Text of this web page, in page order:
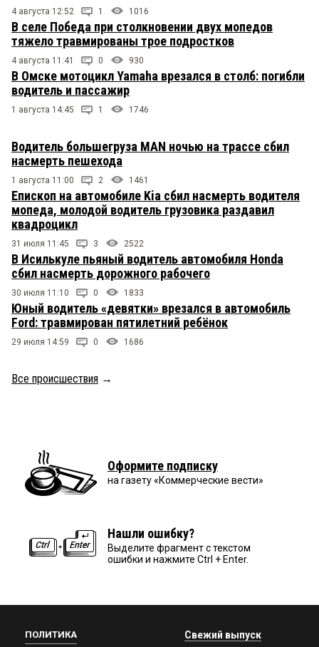
4 августа 12:52 1 1016
В селе Победа при столкновении двух мопедов
тяжело травмированы трое подростков
4 августа 11:41 0 930
В Омске мотоцикл Yamaha врезался в столб: погибли
водитель и пассажир
1 августа 14:45 1 1746
Водитель большегруза MAN ночью на трассе сбил
насмерть пешехода
1 августа 11:00 2 1461
Епископ на автомобиле Kia сбил насмерть водителя
мопеда, молодой водитель грузовика раздавил
квадроцикл
31 июля 11:45 3 2522
В Исилькуле пьяный водитель автомобиля Honda
сбил насмерть дорожного рабочего
30 июля 11:10 0 1833
Юный водитель «девятки» врезался в автомобиль
Ford: травмирован пятилетний ребёнок
29 июля 14:59 0 1686
Все происшествия →
Оформите подписку
на газету «Коммерческие вести»
Нашли ошибку?
Выделите фрагмент с текстом
ошибки и нажмите Ctrl + Enter.
ПОЛИТИКА Свежий выпуск